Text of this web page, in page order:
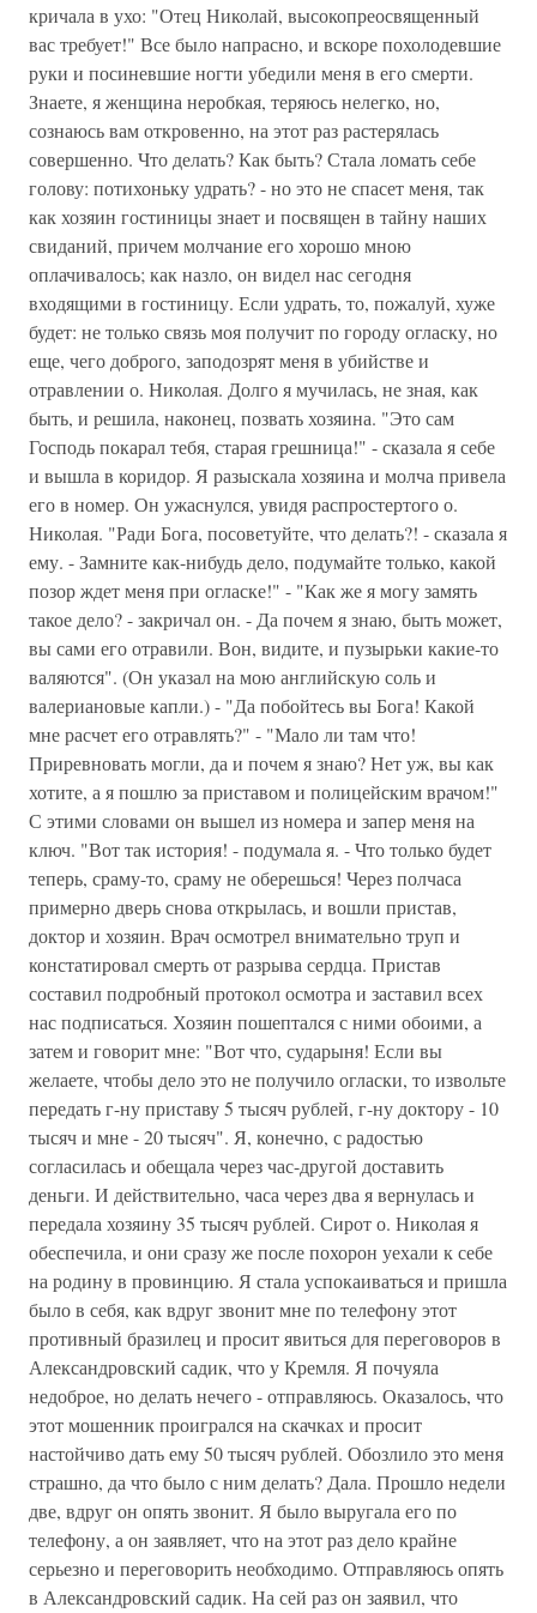
кричала в ухо: "Отец Николай, высокопреосвященный
вас требует!" Все было напрасно, и вскоре похолодевшие
руки и посиневшие ногти убедили меня в его смерти.
Знаете, я женщина неробкая, теряюсь нелегко, но,
сознаюсь вам откровенно, на этот раз растерялась
совершенно. Что делать? Как быть? Стала ломать себе
голову: потихоньку удрать? - но это не спасет меня, так
как хозяин гостиницы знает и посвящен в тайну наших
свиданий, причем молчание его хорошо мною
оплачивалось; как назло, он видел нас сегодня
входящими в гостиницу. Если удрать, то, пожалуй, хуже
будет: не только связь моя получит по городу огласку, но
еще, чего доброго, заподозрят меня в убийстве и
отравлении о. Николая. Долго я мучилась, не зная, как
быть, и решила, наконец, позвать хозяина. "Это сам
Господь покарал тебя, старая грешница!" - сказала я себе
и вышла в коридор. Я разыскала хозяина и молча привела
его в номер. Он ужаснулся, увидя распростертого о.
Николая. "Ради Бога, посоветуйте, что делать?! - сказала я
ему. - Замните как-нибудь дело, подумайте только, какой
позор ждет меня при огласке!" - "Как же я могу замять
такое дело? - закричал он. - Да почем я знаю, быть может,
вы сами его отравили. Вон, видите, и пузырьки какие-то
валяются". (Он указал на мою английскую соль и
валериановые капли.) - "Да побойтесь вы Бога! Какой
мне расчет его отравлять?" - "Мало ли там что!
Приревновать могли, да и почем я знаю? Нет уж, вы как
хотите, а я пошлю за приставом и полицейским врачом!"
С этими словами он вышел из номера и запер меня на
ключ. "Вот так история! - подумала я. - Что только будет
теперь, сраму-то, сраму не оберешься! Через полчаса
примерно дверь снова открылась, и вошли пристав,
доктор и хозяин. Врач осмотрел внимательно труп и
констатировал смерть от разрыва сердца. Пристав
составил подробный протокол осмотра и заставил всех
нас подписаться. Хозяин пошептался с ними обоими, а
затем и говорит мне: "Вот что, сударыня! Если вы
желаете, чтобы дело это не получило огласки, то извольте
передать г-ну приставу 5 тысяч рублей, г-ну доктору - 10
тысяч и мне - 20 тысяч". Я, конечно, с радостью
согласилась и обещала через час-другой доставить
деньги. И действительно, часа через два я вернулась и
передала хозяину 35 тысяч рублей. Сирот о. Николая я
обеспечила, и они сразу же после похорон уехали к себе
на родину в провинцию. Я стала успокаиваться и пришла
было в себя, как вдруг звонит мне по телефону этот
противный бразилец и просит явиться для переговоров в
Александровский садик, что у Кремля. Я почуяла
недоброе, но делать нечего - отправляюсь. Оказалось, что
этот мошенник проигрался на скачках и просит
настойчиво дать ему 50 тысяч рублей. Обозлило это меня
страшно, да что было с ним делать? Дала. Прошло недели
две, вдруг он опять звонит. Я было выругала его по
телефону, а он заявляет, что на этот раз дело крайне
серьезно и переговорить необходимо. Отправляюсь опять
в Александровский садик. На сей раз он заявил, что